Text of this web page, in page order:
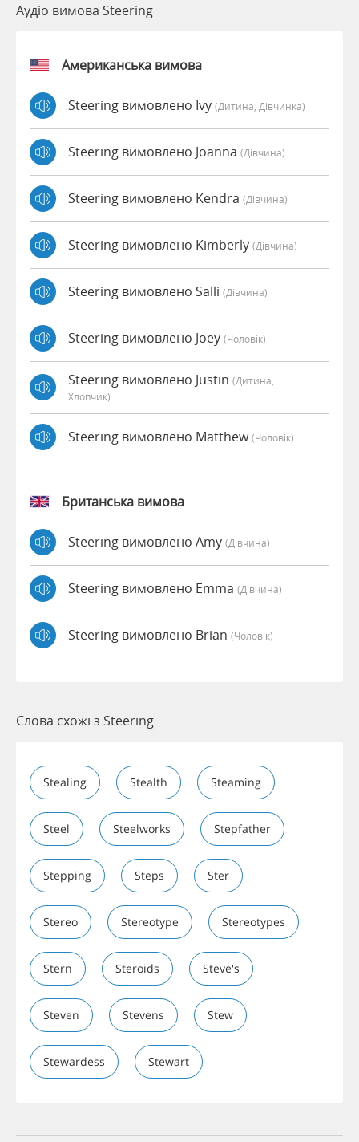
Аудіо вимова Steering
Американська вимова
Steering вимовлено Ivy (дитина, Дівчинка)
Steering вимовлено Joanna (дівчина)
Steering вимовлено Kendra (дівчина)
Steering вимовлено Kimberly (дівчина)
Steering вимовлено Salli (дівчина)
Steering вимовлено Joey (чоловік)
Steering вимовлено Justin (дитина,
Хлопчик)
Steering вимовлено Matthew(чоловік)
Британська вимова
Steering вимовлено Amy (дівчина)
Steering вимовлено Emma (дівчина)
Steering вимовлено Brian (чоловік)
Слова схожі з Steering
Stealing Stealth Steaming
Steel Steelworks Stepfather
Stepping Steps Ster
Stereo Stereotype Stereotypes
Stern Steroids Steve's
Steven Stevens Stew
Stewardess Stewart